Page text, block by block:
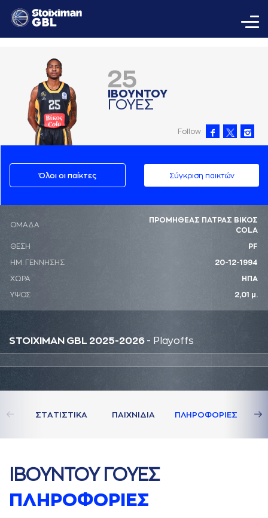
25
ΙΒΟΥΝΤΟΥ
ΓΟΥΕΣ
Follow
Όλοι οι παίκτες Σύγκριση παικτών
ΟΜΑΔΑ
ΠΡΟΜΗΘΕΑΣ ΠΑΤΡΑΣ ΒΙΚΟΣ
COLA
ΘΕΣΗ PF
ΗΜ. ΓΕΝΝΗΣΗΣ 20-12-1994
ΧΩΡΑ ΗΠΑ
ΥΨΟΣ 2,01 μ.
STOIXIMAN GBL 2025-2026 - Playoffs
ΣΤAΤΙΣΤΙΚA ΠAΙΧΝΙΔΙA ΠΛΗΡΟΦΟΡΙΕΣ
ΙΒΟΥΝΤΟΥ ΓΟΥΕΣ
ΠΛΗΡΟΦΟΡΙΕΣ